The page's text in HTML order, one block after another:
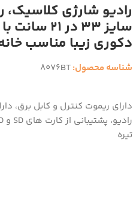
رادیو شارژی کلاسیک،
سایز 33
دکوری زیبا مناسب خانه
شناسه محصول:8076BT
تیره